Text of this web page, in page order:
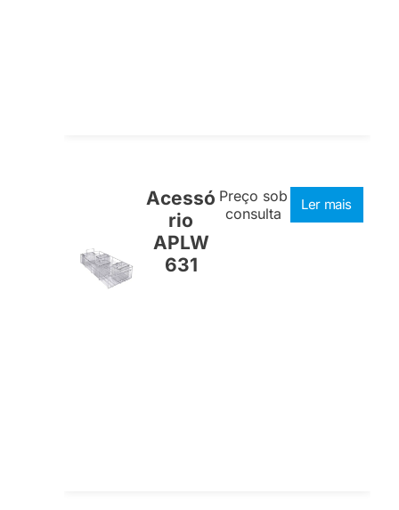
Acessó
rio
APLW
631
Preço sob
consulta
Ler mais